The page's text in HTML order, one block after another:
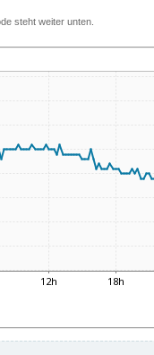
steht weiter unten.